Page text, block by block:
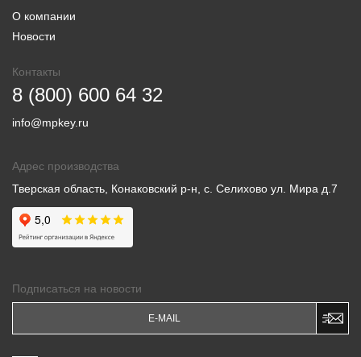
О компании
Новости
Контакты
8 (800) 600 64 32
info@mpkey.ru
Адрес производства
Тверская область, Конаковский р-н, с. Селихово ул. Мира д.7
Подписаться на новости